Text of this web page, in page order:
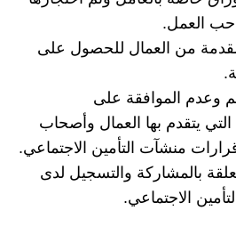
العمل.
من العمال للحصول على
وعدم الموافقة على
التي يتقدم بها العمال وأصحاب
منشآت التأمين الاجتماعي.
بالمشاركة والتسجيل لدى
الاجتماعي.